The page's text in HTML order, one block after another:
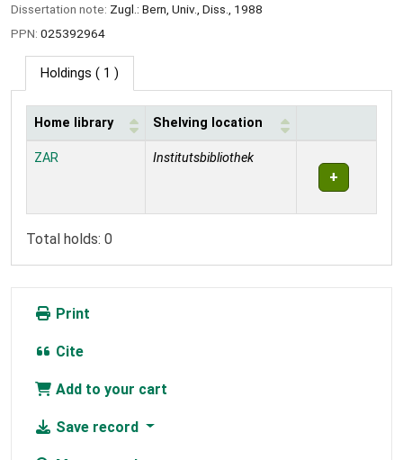
Dissertation note: Zugl.: Bern, Univ., Diss., 1988
PPN: 025392964
Holdings ( 1 )
Holdings
Home library Shelving location
ZAR Institutsbibliothek
Total holds: 0
Print
Cite
Add to your cart
Save record